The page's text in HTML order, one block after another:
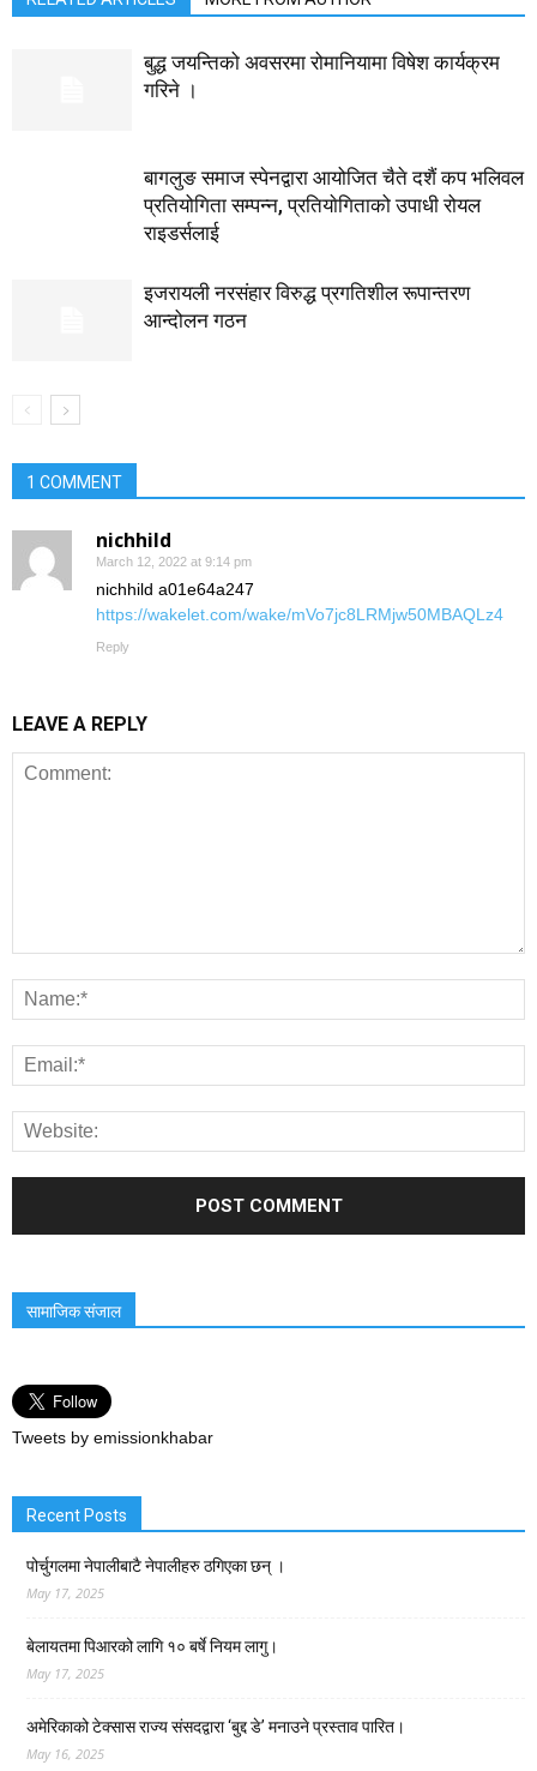
बुद्ध जयन्तिको अवसरमा रोमानियामा विषेश कार्यक्रम
गरिने ।
बागलुङ समाज स्पेनद्वारा आयोजित चैते दशैं कप भलिवल
प्रतियोगिता सम्पन्न, प्रतियाेगिताको उपाधी रोयल
राइडर्सलाई
इजरायली नरसंहार विरुद्ध प्रगतिशील रूपान्तरण
आन्दोलन गठन
1 COMMENT
nichhild
March 12, 2022 at 9:14 pm
nichhild a01e64a247
https://wakelet.com/wake/mVo7jc8LRMjw50MBAQLz4
Reply
LEAVE A REPLY
सामाजिक संजाल
Tweets by emissionkhabar
Recent Posts
पोर्चुगलमा नेपालीबाटै नेपालीहरु ठगिएका छन् ।
May 17, 2025
बेलायतमा पिआरको लागि १० बर्षे नियम लागु।
May 17, 2025
अमेरिकाको टेक्सास राज्य संसदद्वारा ‘बुद्द डे’ मनाउने प्रस्ताव पारित।
May 16, 2025